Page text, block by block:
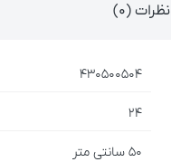
نظرات (0)
430500504
24
50 سانتی متر